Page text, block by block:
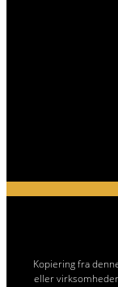
Kopiering fra
eller